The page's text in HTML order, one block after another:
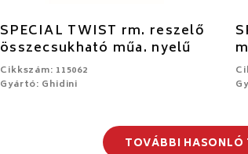
SPECIAL TWIST rm. reszelő
összecsukható műa. nyelű
Cikkszám: 115062
Gyártó: Ghidini
TOVÁBBI HASONLÓ